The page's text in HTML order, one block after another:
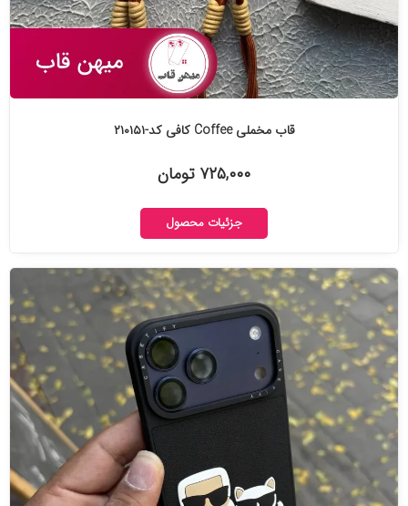
قاب مخملی Coffee کافی کد-۲۱۰۱۵۱
۷۲۵,۰۰۰ تومان
جزئیات محصول